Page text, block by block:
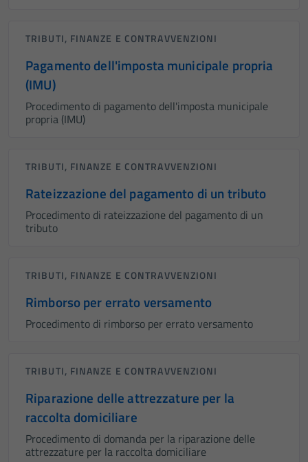
TRIBUTI, FINANZE E CONTRAVVENZIONI
Pagamento dell'imposta municipale propria
(IMU)
Procedimento di pagamento dell'imposta municipale
propria (IMU)
TRIBUTI, FINANZE E CONTRAVVENZIONI
Rateizzazione del pagamento di un tributo
Procedimento di rateizzazione del pagamento di un
tributo
TRIBUTI, FINANZE E CONTRAVVENZIONI
Rimborso per errato versamento
Procedimento di rimborso per errato versamento
TRIBUTI, FINANZE E CONTRAVVENZIONI
Riparazione delle attrezzature per la
raccolta domiciliare
Procedimento di domanda per la riparazione delle
attrezzature per la raccolta domiciliare